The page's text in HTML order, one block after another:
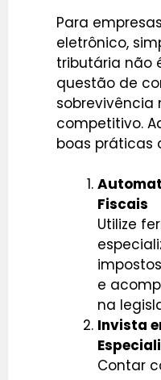
Para
eletrônico,
tributária não
questão de
sobrevivência
competitivo.
boas práticas
Fiscais
Utilize
e
na
Invista
Contar